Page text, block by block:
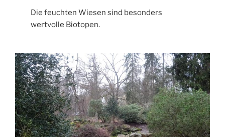
Die feuchten Wiesen sind besonders
wertvolle Biotopen.